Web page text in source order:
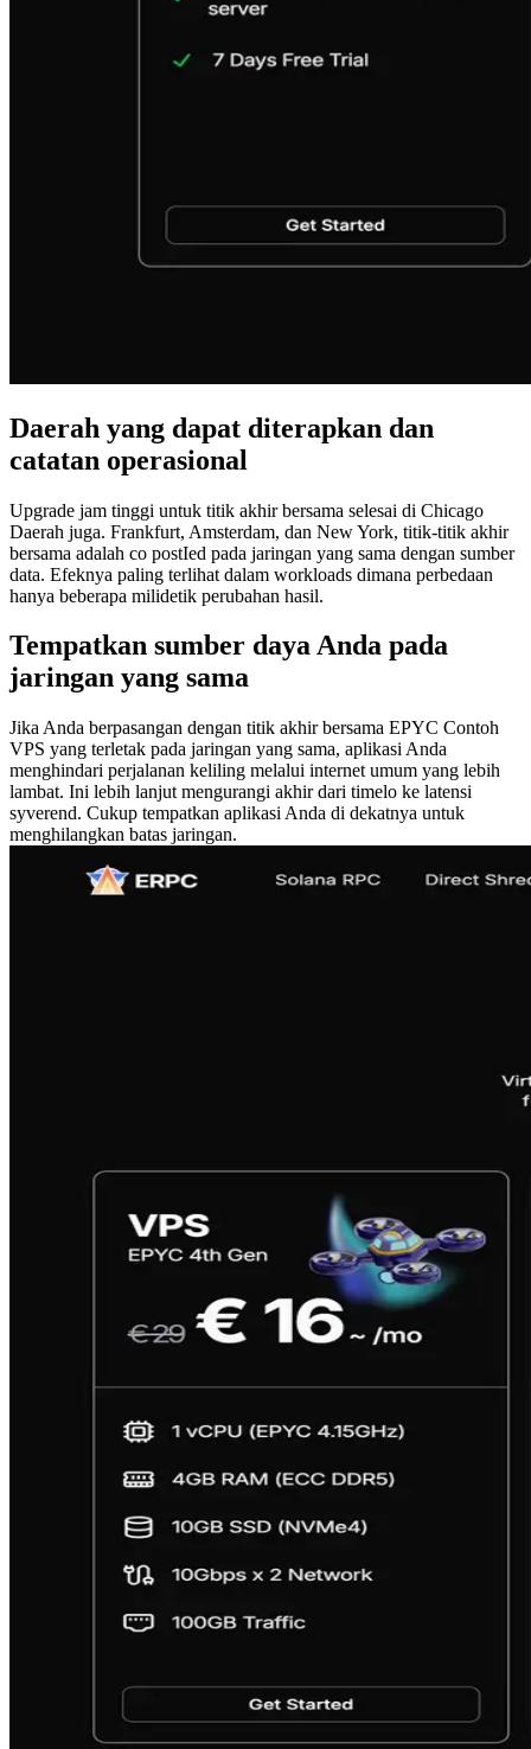
Daerah yang dapat diterapkan dan
catatan operasional
Upgrade jam tinggi untuk titik akhir bersama selesai di Chicago
Daerah juga. Frankfurt, Amsterdam, dan New York, titik-titik akhir
bersama adalah co postIed pada jaringan yang sama dengan sumber
data. Efeknya paling terlihat dalam workloads dimana perbedaan
hanya beberapa milidetik perubahan hasil.
Tempatkan sumber daya Anda pada
jaringan yang sama
Jika Anda berpasangan dengan titik akhir bersama EPYC Contoh
VPS yang terletak pada jaringan yang sama, aplikasi Anda
menghindari perjalanan keliling melalui internet umum yang lebih
lambat. Ini lebih lanjut mengurangi akhir dari timelo ke latensi
syverend. Cukup tempatkan aplikasi Anda di dekatnya untuk
menghilangkan batas jaringan.